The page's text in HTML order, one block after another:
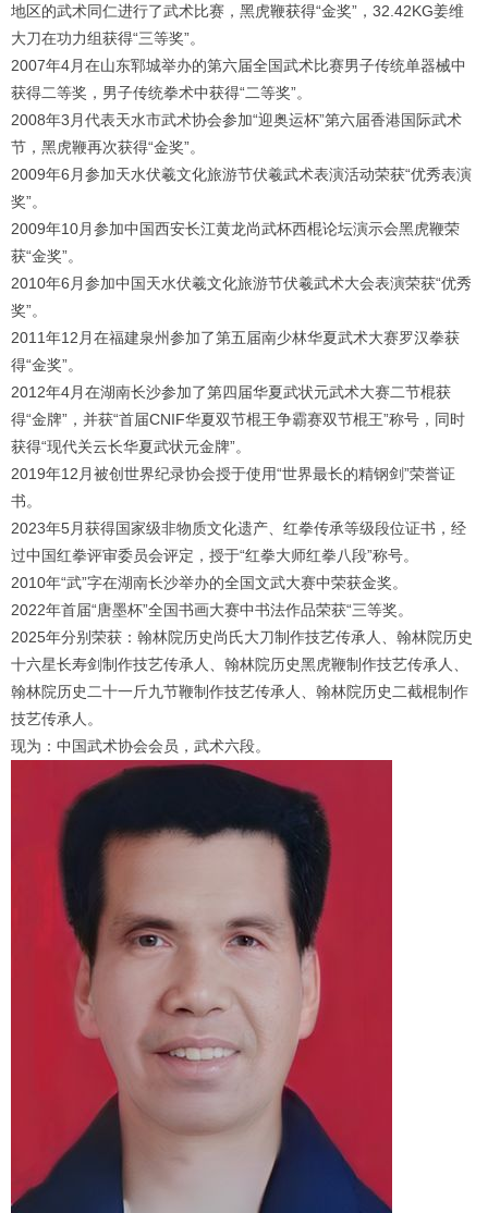
地区的武术同仁进行了武术比赛，黑虎鞭获得“金奖”，32.42KG姜维
大刀在功力组获得“三等奖”。
2007年4月在山东郓城举办的第六届全国武术比赛男子传统单器械中
获得二等奖，男子传统拳术中获得“二等奖”。
2008年3月代表天水市武术协会参加“迎奥运杯”第六届香港国际武术
节，黑虎鞭再次获得“金奖”。
2009年6月参加天水伏羲文化旅游节伏羲武术表演活动荣获“优秀表演
奖”。
2009年10月参加中国西安长江黄龙尚武杯西棍论坛演示会黑虎鞭荣
获“金奖”。
2010年6月参加中国天水伏羲文化旅游节伏羲武术大会表演荣获“优秀
奖”。
2011年12月在福建泉州参加了第五届南少林华夏武术大赛罗汉拳获
得“金奖”。
2012年4月在湖南长沙参加了第四届华夏武状元武术大赛二节棍获
得“金牌”，并获“首届CNIF华夏双节棍王争霸赛双节棍王”称号，同时
获得“现代关云长华夏武状元金牌”。
2019年12月被创世界纪录协会授于使用“世界最长的精钢剑”荣誉证
书。
2023年5月获得国家级非物质文化遗产、红拳传承等级段位证书，经
过中国红拳评审委员会评定，授于“红拳大师红拳八段”称号。
2010年“武”字在湖南长沙举办的全国文武大赛中荣获金奖。
2022年首届“唐墨杯”全国书画大赛中书法作品荣获“三等奖。
2025年分别荣获：翰林院历史尚氏大刀制作技艺传承人、翰林院历史
十六星长寿剑制作技艺传承人、翰林院历史黑虎鞭制作技艺传承人、
翰林院历史二十一斤九节鞭制作技艺传承人、翰林院历史二截棍制作
技艺传承人。
现为：中国武术协会会员，武术六段。